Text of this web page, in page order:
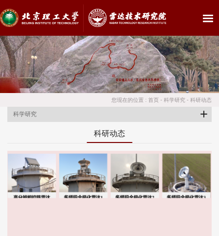
您现在的位置 : 首页 - 科学研究- 科研动态
科学研究
科研动态